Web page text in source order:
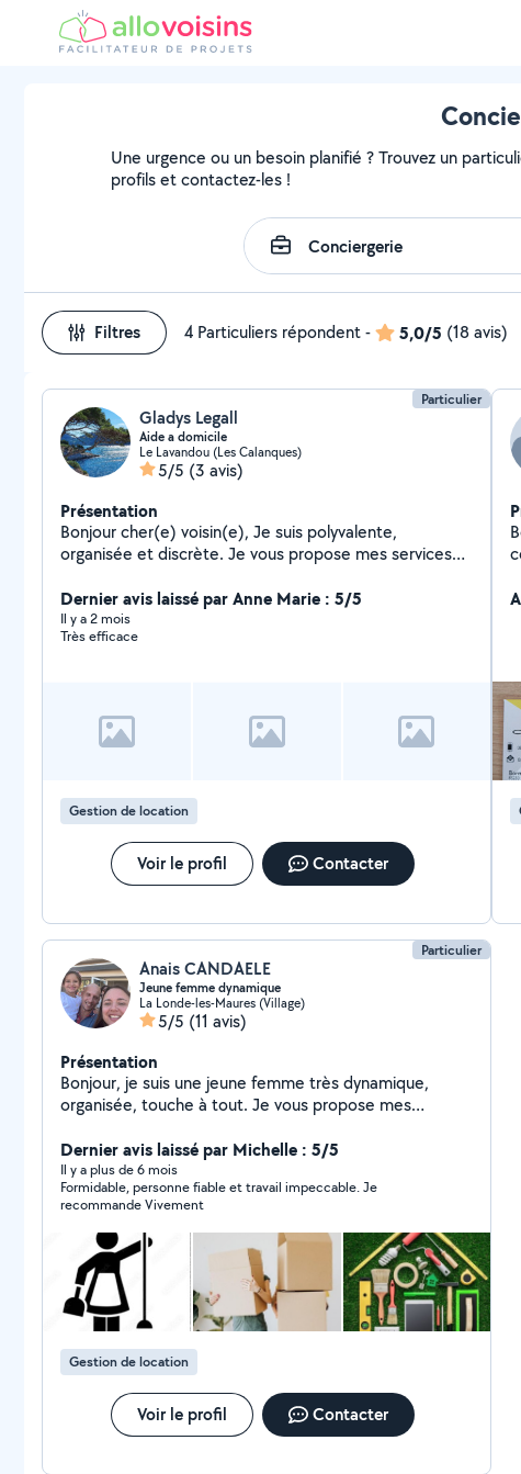
Une urgence ou un besoin planifié ? Trouvez un
profils et contactez-les !
Filtres 4 Particuliers répondent- 5,0/5 (18 avis)
Particulier
Gladys Legall
Aide a domicile
Le Lavandou (Les Calanques)
5/5 (3 avis)
Présentation
Bonjour cher(e) voisin(e), Je suis polyvalente,
organisée et discrète. Je vous propose mes services
auprès de personnes âgées, courses, ménage), ainsi
que dans le domaine de la conciergerie (check-in et
check-out, surveillance, ménage). N'hésitez pas à me
Dernier avis laissé par Anne Marie : 5/5
Il y a 2 mois
Très efficace
Gestion de location
Voir le profil Contacter
Particulier
Anais CANDAELE
Jeune femme dynamique
La Londe-les-Maures (Village)
5/5 (11 avis)
Présentation
Bonjour, je suis une jeune femme très dynamique,
organisée, touche à tout. Je vous propose mes
de chantier - Gardiennage remise des clefs - Aide au
déménagement/ enmenagement - Remise en état de
votre logement - Je peux chiner pour vous meubles et
bibelots - Peinture / ponçage / petits travaux en tout
genre Je vous propose également de vous débarrasser
de vos livres et objets en tout genre Zéro-six /quatre-
vingt dix neuf/ soixante et onze/ quarante trois/
quarante et un. N'hésitez pas a me laisser un message
et je vous recontacterais
Dernier avis laissé par Michelle : 5/5
Il y a plus de 6 mois
Formidable, personne fiable et travail impeccable. Je
recommande Vivement
Gestion de location
Voir le profil Contacter